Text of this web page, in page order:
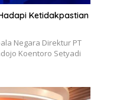
Ketidakpastian
Negara Direktur PT
Koentoro Setyadi